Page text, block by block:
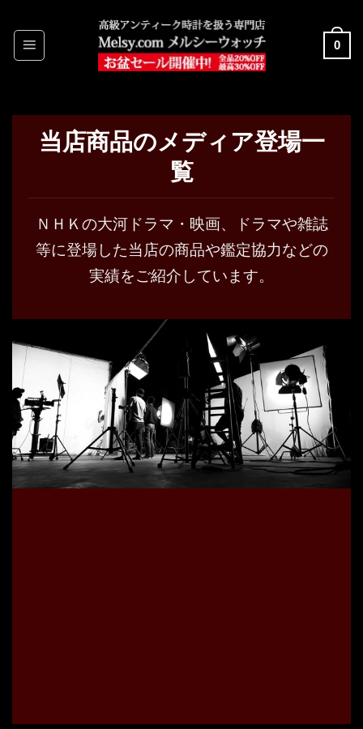
to
content
0
当店商品のメディア登場一
覧
ＮＨＫの大河ドラマ・映画、ドラマや雑誌
等に登場した当店の商品や鑑定協力などの
実績をご紹介しています。